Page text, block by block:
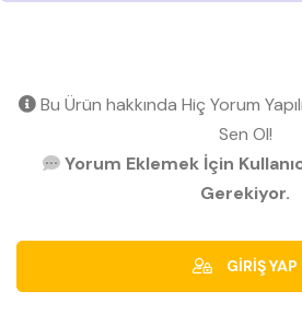
Bu Ürün hakkında Hiç Yorum
Sen Ol!
Yorum Eklemek İçin
Gerekiyor.
GİRİŞ YAP